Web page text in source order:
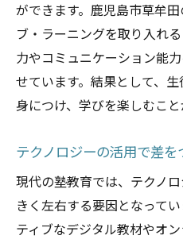
成功体験を積むた
塾を通じて潜在能力を
個々の強みの見極
成績向上につなが
自己評価と目標設
継続的な成長を促
個別指導と集団指
鹿児島市草牟田の塾が
ができます。鹿児島市草牟
ブ・ラーニングを取り入れ
力やコミュニケーション能
せています。結果として、
身につけ、学びを楽しむこと
テクノロジーの活用で差を
現代の塾教育では、テクノ
きく左右する要因となって
ティブなデジタル教材やオ